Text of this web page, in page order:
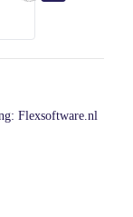
Flexsoftware.nl